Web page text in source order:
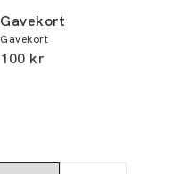
Gavekort
Gavekort
I alt (inkl. rabat)
100 kr